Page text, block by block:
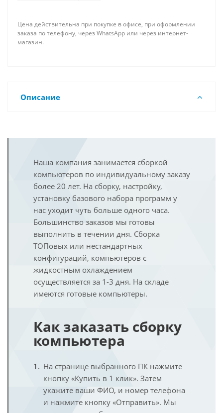
Цена действительна при покупке в офисе, при оформлении
заказа по телефону, через WhatsApp или через интернет-
магазин.
Описание
Наша компания занимается сборкой
компьютеров по индивидуальному заказу
более 20 лет. На сборку, настройку,
установку базового набора программ у
нас уходит чуть больше одного часа.
Большинство заказов мы готовы
выполнить в течении дня. Сборка
ТОПовых или нестандартных
конфигураций, компьютеров с
жидкостным охлаждением
осуществляется за 1-3 дня. На складе
имеются готовые компьютеры.
Как заказать сборку
компьютера
На странице выбранного ПК нажмите
кнопку «Купить в 1 клик». Затем
укажите ваши ФИО, и номер телефона
и нажмите кнопку «Отправить». Мы